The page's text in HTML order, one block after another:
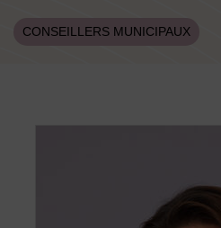
CONSEILLERS MUNICIPAUX